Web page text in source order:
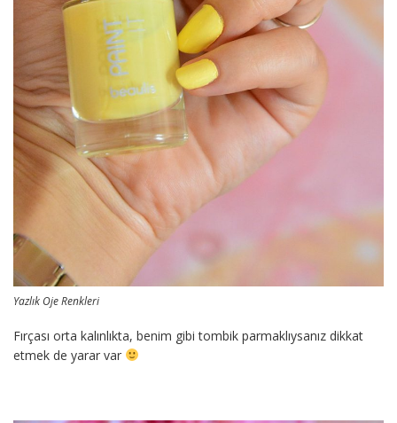
Yazlık Oje Renkleri
Fırçası orta kalınlıkta, benim gibi tombik parmaklıysanız dikkat
etmek de yarar var